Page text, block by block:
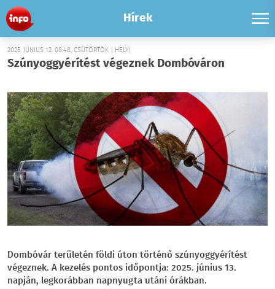
Hírek
2025. JÚNIUS 12. 08:48, CSÜTÖRTÖK | HELYI
Szúnyoggyérítést végeznek Dombóváron
Dombóvár területén földi úton történő szúnyoggyérítést
végeznek. A kezelés pontos időpontja: 2025. június 13.
napján, legkorábban napnyugta utáni órákban.